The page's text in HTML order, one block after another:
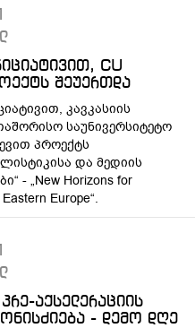
CU
შეუერთდა
კავკასიის
საუნივერსიტეტო
პროექტს
და მედიის
- „New Horizons for
Europe“.
აქსელერაციის
- დემო დღე